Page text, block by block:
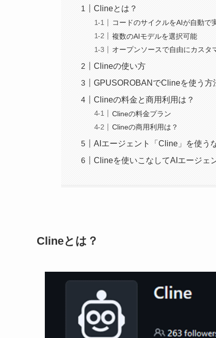
Clineとは？
コードのサイクルをAIが自動で
複数のAIモデルを選択可能
オープンソースで自由にカスタ
Clineの使い方
GPUSOROBANでClineを使う方
Clineの料金と商用利用は？
Clineの料金プラン
Clineの商用利用は？
AIエージェント「Cline」を使う
Clineを使いこなしてAIエージェ
Clineとは？